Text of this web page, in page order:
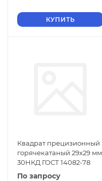
КУПИТЬ
Квадрат прецизионный
горячекатаный 29х29 мм
30НКД ГОСТ 14082-78
По запросу